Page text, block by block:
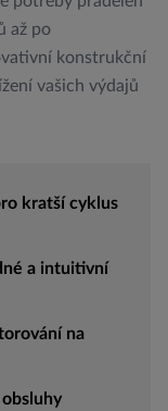
až po
konstrukční
vašich výdajů
kratší cyklus
a intuitivní
na